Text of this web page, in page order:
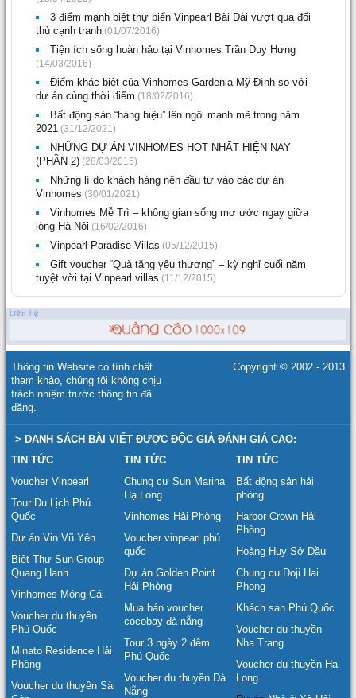
3 điểm mạnh biệt thự biển Vinpearl Bãi Dài vượt qua đối
thủ cạnh tranh (01/07/2016)
Tiện ích sống hoàn hảo tại Vinhomes Trần Duy Hưng
(14/03/2016)
Điểm khác biệt của Vinhomes Gardenia Mỹ Đình so với
dự án cùng thời điểm (18/02/2016)
Bất động sản “hàng hiệu” lên ngôi mạnh mẽ trong năm
2021 (31/12/2021)
NHỮNG DỰ ÁN VINHOMES HOT NHẤT HIỆN NAY
(PHẦN 2) (28/03/2016)
Những lí do khách hàng nên đầu tư vào các dự án
Vinhomes (30/01/2021)
Vinhomes Mễ Trì – không gian sống mơ ước ngay giữa
lòng Hà Nội (16/02/2016)
Vinpearl Paradise Villas (05/12/2015)
Gift voucher “Quà tặng yêu thương” – kỳ nghỉ cuối năm
tuyệt vời tại Vinpearl villas (11/12/2015)
Thông tin Website có tính chất
tham khảo, chúng tôi không chịu
trách nhiệm trước thông tin đã
đăng.
Copyright © 2002 - 2013
> DANH SÁCH BÀI VIẾT ĐƯỢC ĐỘC GIẢ ĐÁNH GIÁ CAO:
TIN TỨC
Voucher Vinpearl
Tour Du Lịch Phú
Quốc
Dự án Vin Vũ Yên
Biệt Thự Sun Group
Quang Hanh
Vinhomes Móng Cái
Voucher du thuyền
Phú Quốc
Minato Residence Hải
Phòng
Voucher du thuyền Sài
TIN TỨC
Chung cư Sun Marina
Hạ Long
Vinhomes Hải Phòng
Voucher vinpearl phú
quốc
Dự án Golden Point
Hải Phòng
Mua bán voucher
cocobay đà nẵng
Tour 3 ngày 2 đêm
Phú Quốc
Voucher du thuyền Đà
Nẵng
TIN TỨC
Bất động sản hải
phòng
Harbor Crown Hải
Phòng
Hoàng Huy Sở Dầu
Chung cu Doji Hai
Phong
Khách sạn Phú Quốc
Voucher du thuyền
Nha Trang
Voucher du thuyền Hạ
Long